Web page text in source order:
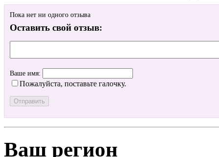
Пока нет ни одного отзыва
Оставить свой отзыв:
Ваше имя:
Пожалуйста, поставьте галочку.
Ваш регион